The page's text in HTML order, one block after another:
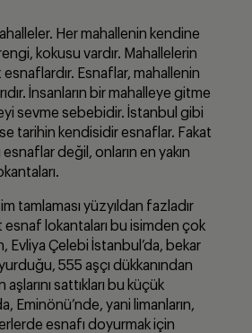
Her mahallenin kendine
kokusu vardır. Mahallelerin
Esnaflar, mahallenin
İnsanların bir mahalleye gitme
sevme sebebidir. İstanbul gibi
tarihin kendisidir esnaflar. Fakat
esnaflar değil, onların en yakın
tamlaması yüzyıldan fazladır
esnaf lokantaları bu isimden çok
Evliya Çelebi İstanbul’da, bekar
555 aşçı dükkanından
aşlarını sattıkları bu küçük
Eminönü’nde, yani limanların,
esnafı doyurmak için